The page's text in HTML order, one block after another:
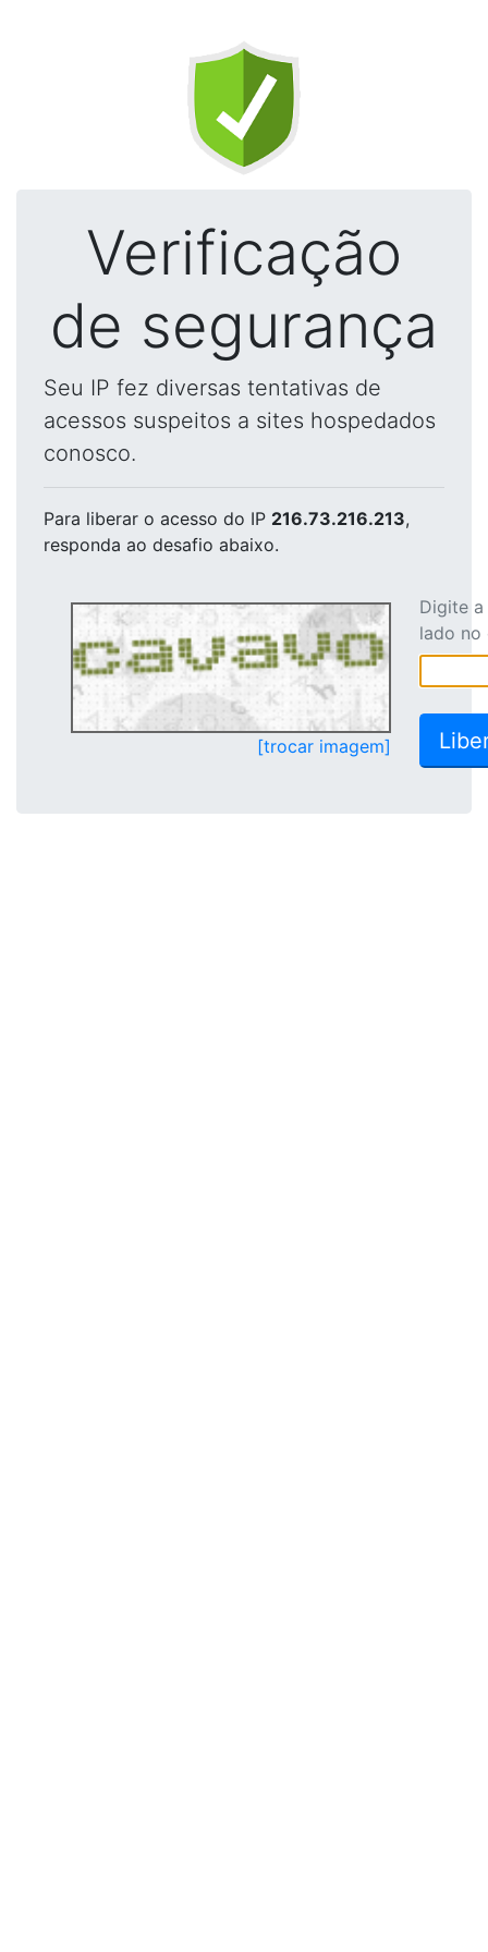
Verificação
de segurança
Seu IP fez diversas tentativas de
acessos suspeitos a sites hospedados
conosco.
Para liberar o acesso do IP 216.73.216.213,
responda ao desafio abaixo.
[trocar imagem]
Digite
lado no